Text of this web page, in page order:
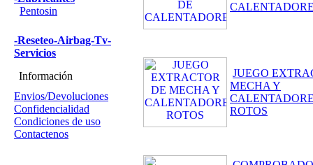
Pentosin
-Reseteo-Airbag-Tv-
Servicios
Información
Envios/Devoluciones
Confidencialidad
Condiciones de uso
Contactenos
JUEGO
MECHA Y
ROTOS